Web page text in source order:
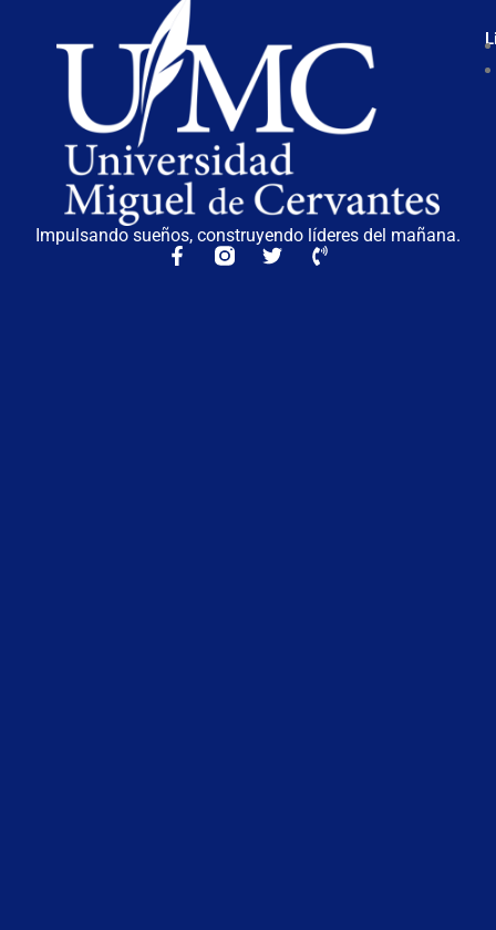
Impulsando sueños, construyendo líderes del mañana.